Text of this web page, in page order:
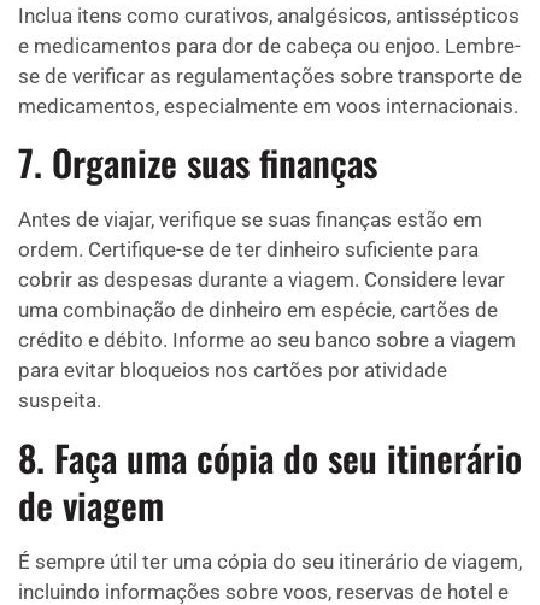
Inclua itens como curativos, analgésicos, antissépticos
e medicamentos para dor de cabeça ou enjoo. Lembre-
se de verificar as regulamentações sobre transporte de
medicamentos, especialmente em voos internacionais.
7. Organize suas finanças
Antes de viajar, verifique se suas finanças estão em
ordem. Certifique-se de ter dinheiro suficiente para
cobrir as despesas durante a viagem. Considere levar
uma combinação de dinheiro em espécie, cartões de
crédito e débito. Informe ao seu banco sobre a viagem
para evitar bloqueios nos cartões por atividade
suspeita.
8. Faça uma cópia do seu itinerário
de viagem
É sempre útil ter uma cópia do seu itinerário de viagem,
incluindo informações sobre voos, reservas de hotel e